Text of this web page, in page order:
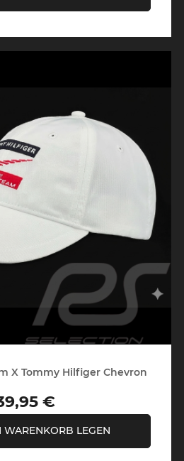
X Tommy Hilfiger Chevron
Preis
€
WARENKORB LEGEN